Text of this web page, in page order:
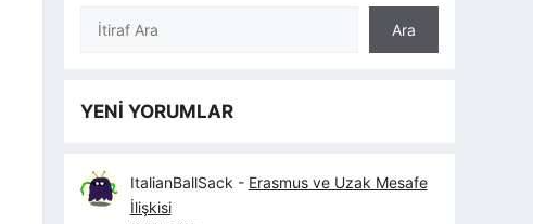
Ara
Ara
YENİ YORUMLAR
ItalianBallSack - Erasmus ve Uzak Mesafe
İlişkisi